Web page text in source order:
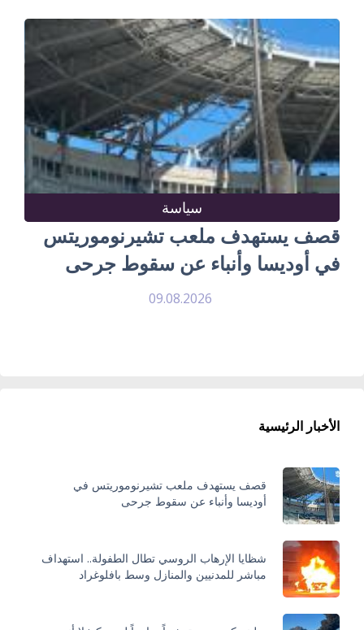
سياسة
قصف يستهدف ملعب تشيرنوموريتس
في أوديسا وأنباء عن سقوط جرحى
09.08.2026
الأخبار الرئيسية
قصف يستهدف ملعب تشيرنوموريتس في
أوديسا وأنباء عن سقوط جرحى
شظايا الإرهاب الروسي تطال الطفولة.. استهداف
مباشر للمدنيين والمنازل وسط بافلوغراد